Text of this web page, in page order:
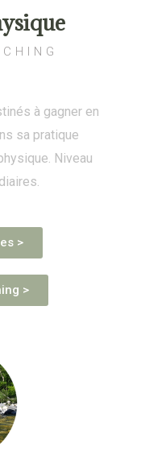
à gagner en
sa pratique
Niveau
>
>